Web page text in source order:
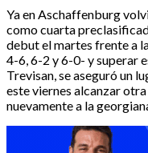
Ya en Aschaffenburg
como cuarta
debut el martes frente a
4-6, 6-2 y 6-0- y superar
Trevisan, se aseguró un
este viernes alcanzar
nuevamente a la